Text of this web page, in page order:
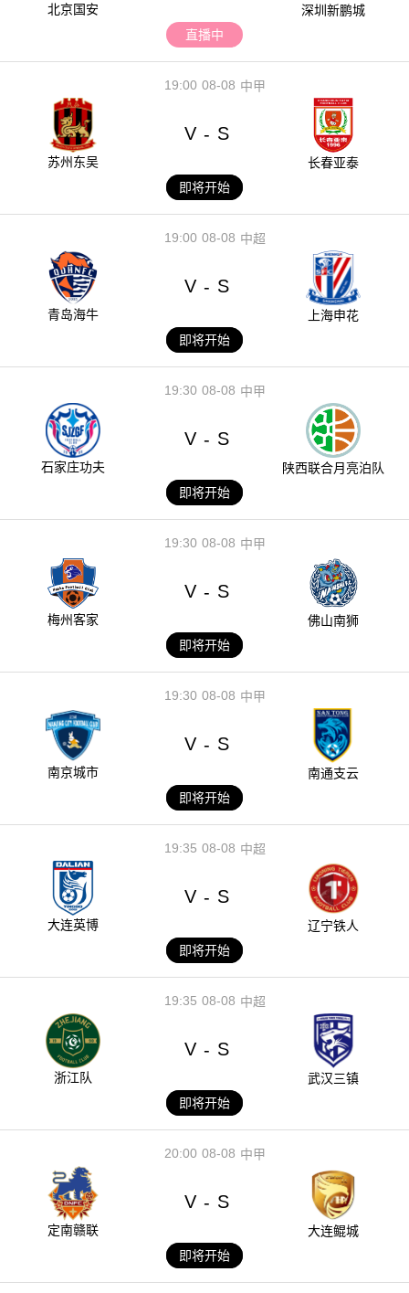
北京国安
深圳新鹏城
直播中
08-08
19:00 中甲
苏州东吴
V - S
长春亚泰
即将开始
08-08
19:00 中超
青岛海牛
V - S
上海申花
即将开始
08-08
19:30 中甲
石家庄功夫
V - S
陕西联合月亮泊队
即将开始
08-08
19:30 中甲
梅州客家
V - S
佛山南狮
即将开始
08-08
19:30 中甲
南京城市
V - S
南通支云
即将开始
08-08
19:35 中超
大连英博
V - S
辽宁铁人
即将开始
08-08
19:35 中超
浙江队
V - S
武汉三镇
即将开始
08-08
20:00 中甲
定南赣联
V - S
大连鲲城
即将开始